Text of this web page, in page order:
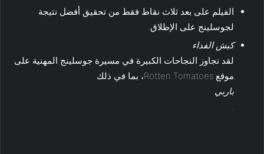
الفيلم على بعد ثلاث نقاط فقط من تحقيق أفضل نتيجة
لجوسلينج على الإطلاق.
كبش الفداء
لقد تجاوز النجاحات الكبيرة في مسيرة جوسلينج المهنية على
موقع Rotten Tomatoes، بما في ذلك
باربي
.